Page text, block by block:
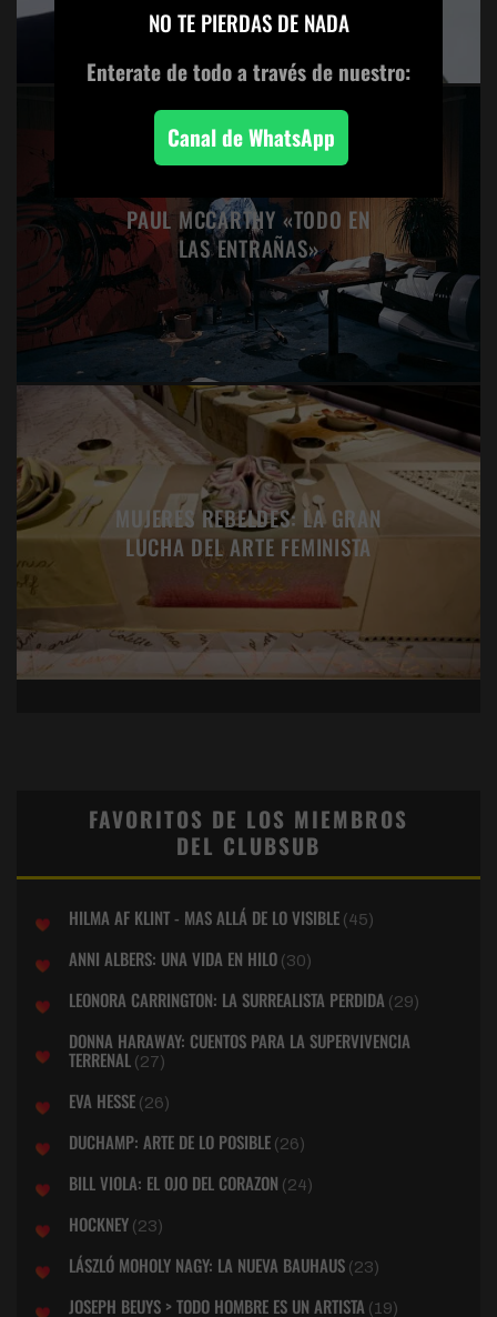
PAUL MCCARTHY «TODO EN
LAS ENTRAÑAS»
MUJERES REBELDES: LA GRAN
LUCHA DEL ARTE FEMINISTA
FAVORITOS DE LOS MIEMBROS
DEL CLUBSUB
HILMA AF KLINT - MAS ALLÁ DE LO VISIBLE (45)
ANNI ALBERS: UNA VIDA EN HILO (30)
LEONORA CARRINGTON: LA SURREALISTA PERDIDA (29)
DONNA HARAWAY: CUENTOS PARA LA SUPERVIVENCIA
TERRENAL (27)
EVA HESSE (26)
DUCHAMP: ARTE DE LO POSIBLE (26)
BILL VIOLA: EL OJO DEL CORAZON (24)
HOCKNEY (23)
LÁSZLÓ MOHOLY NAGY: LA NUEVA BAUHAUS (23)
JOSEPH BEUYS > TODO HOMBRE ES UN ARTISTA (19)
NO TE PIERDAS DE NADA
Enterate de todoa través de nuestro:
Canal de WhatsApp